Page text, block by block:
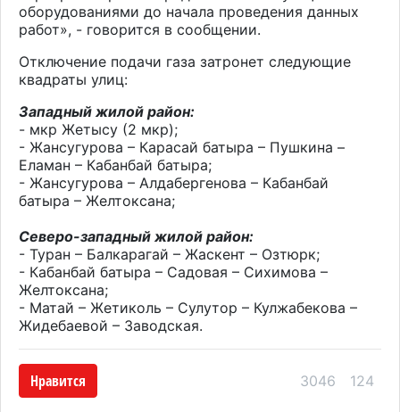
оборудованиями до начала проведения данных
работ», - говорится в сообщении.
Отключение подачи газа затронет следующие
квадраты улиц:
Западный жилой район:
- мкр Жетысу (2 мкр);
- Жансугурова – Карасай батыра – Пушкина –
Еламан – Кабанбай батыра;
- Жансугурова – Алдабергенова – Кабанбай
батыра – Желтоксана;
Северо-западный жилой район:
- Туран – Балкарагай – Жаскент – Озтюрк;
- Кабанбай батыра – Садовая – Сихимова –
Желтоксана;
- Матай – Жетиколь – Сулутор – Кулжабекова –
Жидебаевой – Заводская.
Нравится 3046 124